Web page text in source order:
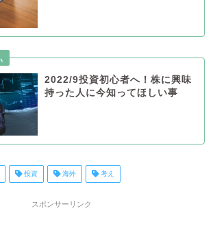
2022/9投資初心者へ！株に興味
持った人に今知ってほしい事
投資 海外 考え
スポンサーリンク